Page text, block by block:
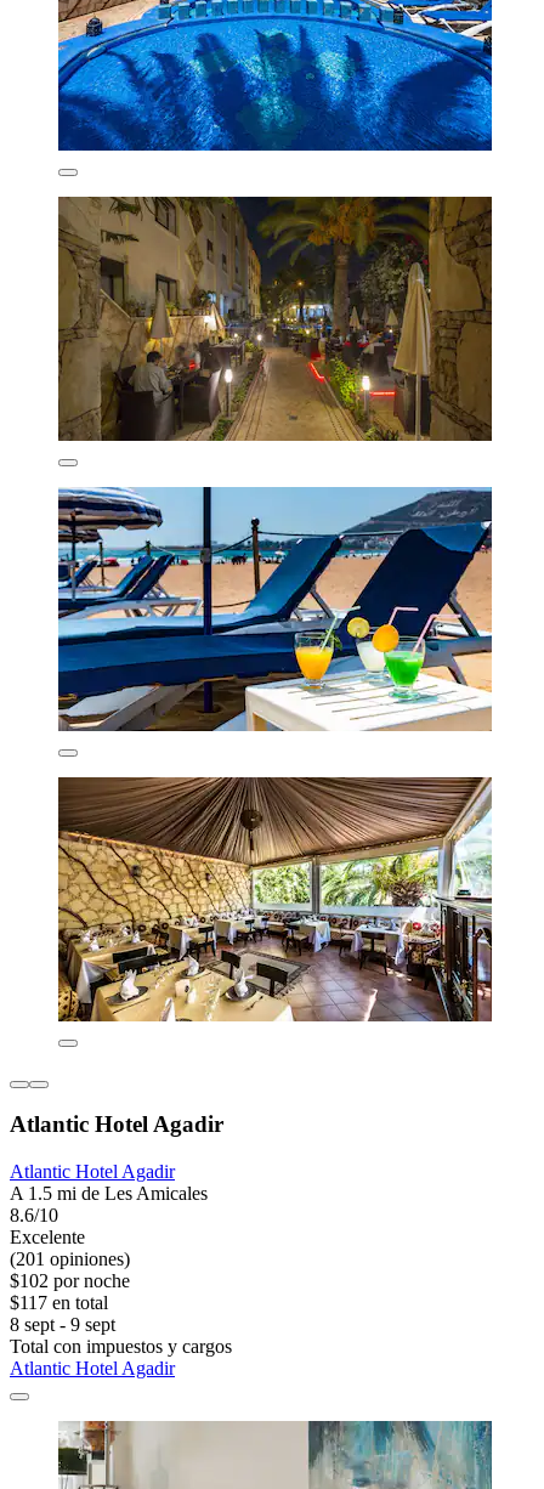
Atlantic Hotel Agadir
Atlantic Hotel Agadir
A 1.5 mi de Les Amicales
8.6/10
Excelente
(201 opiniones)
$102 por noche
$117 en total
8 sept - 9 sept
Total con impuestos y cargos
Atlantic Hotel Agadir